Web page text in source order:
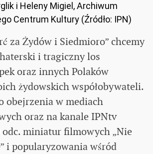
i Heleny Migiel, Archiwum
Centrum Kultury (Źródło: IPN)
za Żydów i Siedmioro” chcemy
i tragiczny los
oraz innych Polaków
żydowskich współobywateli.
obejrzenia w mediach
oraz na kanale IPNtv
miniatur filmowych „Nie
i popularyzowania wśród